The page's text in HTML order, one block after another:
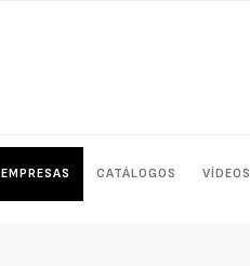
EMPRESAS CATÁLOGOS VÍDEOS